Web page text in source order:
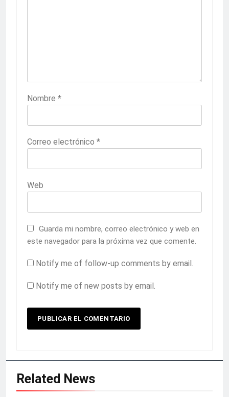
Nombre *
Correo electrónico *
Web
Guarda mi nombre, correo electrónico y web en
este navegador para la próxima vez que comente.
Notify me of follow-up comments by email.
Notify me of new posts by email.
Related News